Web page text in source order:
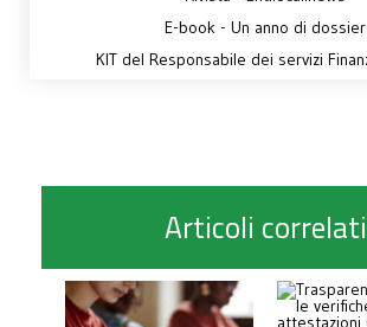
E-book - Un anno di dossier
KIT del Responsabile dei servizi
Articoli correlati